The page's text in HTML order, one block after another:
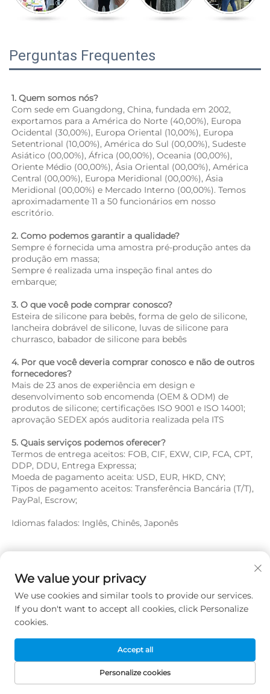
Perguntas Frequentes
1. Quem somos nós?
Com sede em Guangdong, China, fundada em 2002,
exportamos para a América do Norte (40,00%), Europa
Ocidental (30,00%), Europa Oriental (10,00%), Europa
Setentrional (10,00%), América do Sul (00,00%), Sudeste
Asiático (00,00%), África (00,00%), Oceania (00,00%),
Oriente Médio (00,00%), Ásia Oriental (00,00%), América
Central (00,00%), Europa Meridional (00,00%), Ásia
Meridional (00,00%) e Mercado Interno (00,00%). Temos
aproximadamente 11 a 50 funcionários em nosso
escritório.
2. Como podemos garantir a qualidade?
Sempre é fornecida uma amostra pré-produção antes da
produção em massa;
Sempre é realizada uma inspeção final antes do
embarque;
3. O que você pode comprar conosco?
Esteira de silicone para bebês, forma de gelo de silicone,
lancheira dobrável de silicone, luvas de silicone para
churrasco, babador de silicone para bebês
4. Por que você deveria comprar conosco e não de outros
fornecedores?
Mais de 23 anos de experiência em design e
desenvolvimento sob encomenda (OEM & ODM) de
produtos de silicone; certificações ISO 9001 e ISO 14001;
aprovação SEDEX após auditoria realizada pela ITS
5. Quais serviços podemos oferecer?
Termos de entrega aceitos: FOB, CIF, EXW, CIP, FCA, CPT,
DDP, DDU, Entrega Expressa;
Moeda de pagamento aceita: USD, EUR, HKD, CNY;
Tipos de pagamento aceitos: Transferência Bancária (T/T),
PayPal, Escrow;
Idiomas falados: Inglês, Chinês, Japonês
We value your privacy
We use cookies and similar tools to provide our services.
If you don't want to accept all cookies, click Personalize
cookies.
Personalize cookies
Accept all